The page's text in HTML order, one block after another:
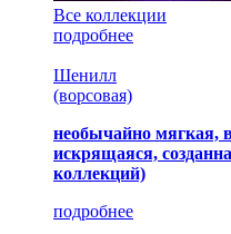
Все коллекции
подробнее
Шенилл
(ворсовая)
необычайно мягкая,
искрящаяся,
коллекций)
подробнее